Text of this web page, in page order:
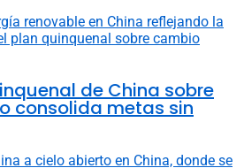
de China sobre
consolida metas sin